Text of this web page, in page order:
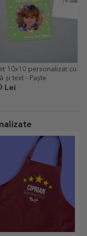
10x10 personalizat cu
și text - Paște
Lei